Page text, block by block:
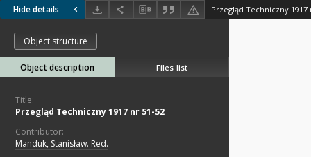
Hide details Przegląd Techniczny 1917
Object structure
Object description Files list
Title:
Przegląd Techniczny 1917 nr 51-52
Contributor:
Manduk, Stanisław. Red.